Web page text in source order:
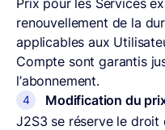
Prix pour les Services
renouvellement de la
applicables aux
Compte sont garantis
l’abonnement.
Modification du
J2S3 se réserve le